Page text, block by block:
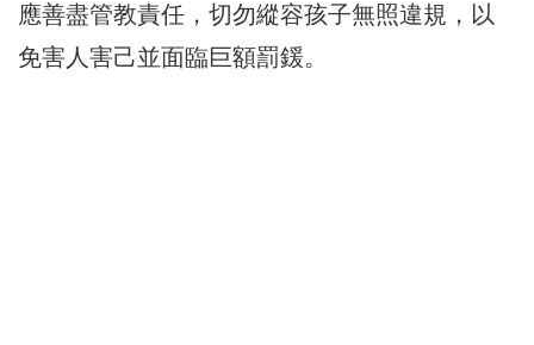
應善盡管教責任，切勿縱容孩子無照違規，以
免害人害己並面臨巨額罰鍰。